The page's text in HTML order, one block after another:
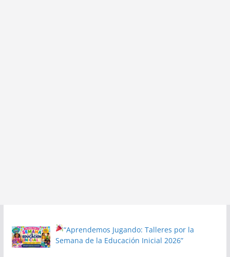
“Aprendemos Jugando: Talleres por la
Semana de la Educación Inicial 2026”